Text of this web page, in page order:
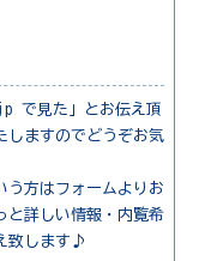
で見た」とお伝え頂
しますのでどうぞお気
う方はフォームよりお
と詳しい情報・内覧希
致します♪